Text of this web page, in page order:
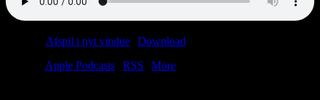
Afspil i nyt vindue Download
Apple Podcasts RSS
More